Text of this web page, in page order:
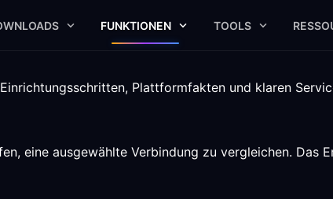
FUNKTIONEN TOOLS
Plattformfakten und klaren
eine ausgewählte Verbindung zu vergleichen. Das